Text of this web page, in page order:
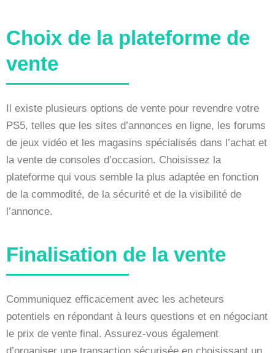
Choix de la plateforme de
vente
Il existe plusieurs options de vente pour revendre votre
PS5, telles que les sites d’annonces en ligne, les forums
de jeux vidéo et les magasins spécialisés dans l’achat et
la vente de consoles d’occasion. Choisissez la
plateforme qui vous semble la plus adaptée en fonction
de la commodité, de la sécurité et de la visibilité de
l’annonce.
Finalisation de la vente
Communiquez efficacement avec les acheteurs
potentiels en répondant à leurs questions et en négociant
le prix de vente final. Assurez-vous également